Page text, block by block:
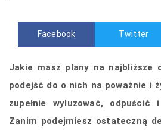
Facebook Twitter
Jakie masz plany na najbliższe
podejść do o nich na poważnie i
zupełnie wyluzować,
Zanim podejmiesz ostateczną